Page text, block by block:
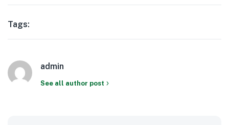
Tags:
admin
See all author post